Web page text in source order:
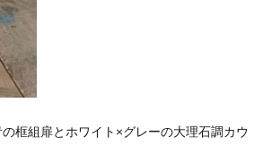
框組扉とホワイト×グレーの大理石調カウ